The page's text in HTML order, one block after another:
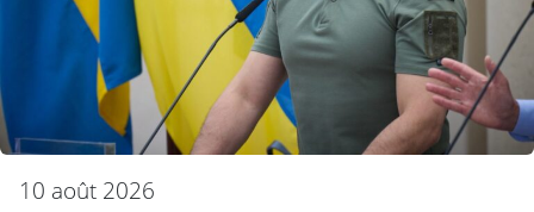
10 août 2026